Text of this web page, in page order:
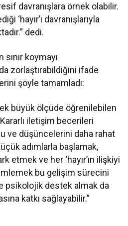
davranışlara örnek olabilir.
‘hayır’ı davranışlarıyla
dedi.
koymayı
zorlaştırabildiğini ifade
şöyle tamamladı:
büyük ölçüde öğrenilebilen
iletişim becerileri
ve düşüncelerini daha rahat
adımlarla başlamak,
etmek ve her ‘hayır’ın ilişkiyi
bu gelişim sürecini
psikolojik destek almak da
katkı sağlayabilir.”